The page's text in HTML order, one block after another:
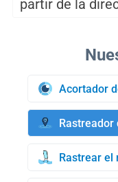
partir de la
Acortador
Rastreador
Rastrear el